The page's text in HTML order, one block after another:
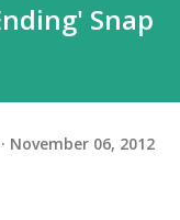
Snap
November 06, 2012